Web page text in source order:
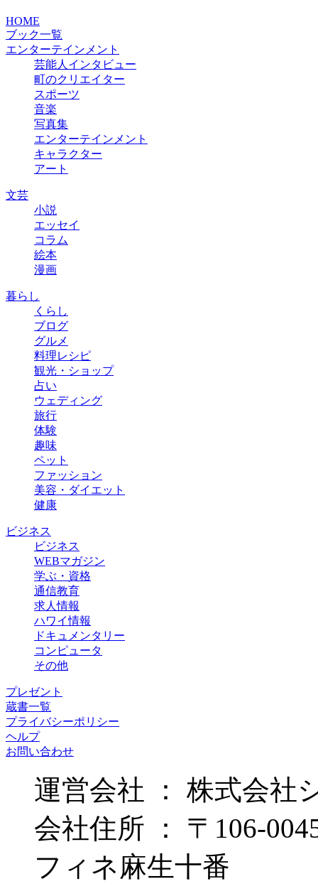
HOME
ブック一覧
エンターテインメント
芸能人インタビュー
町のクリエイター
スポーツ
音楽
写真集
エンターテインメント
キャラクター
アート
文芸
小説
エッセイ
コラム
絵本
漫画
暮らし
くらし
ブログ
グルメ
料理レシピ
観光・ショップ
占い
ウェディング
旅行
体験
趣味
ペット
ファッション
美容・ダイエット
健康
ビジネス
ビジネス
WEBマガジン
学ぶ・資格
通信教育
求人情報
ハワイ情報
ドキュメンタリー
コンピュータ
その他
プレゼント
蔵書一覧
プライバシーポリシー
ヘルプ
お問い合わせ
運営会社 ： 株式会社
会社住所 ： 〒106-
フィネ麻生十番